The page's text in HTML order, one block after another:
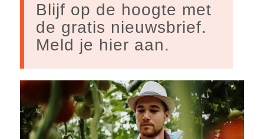
Blijf op de hoogte met
de gratis nieuwsbrief.
Meld je hier aan.